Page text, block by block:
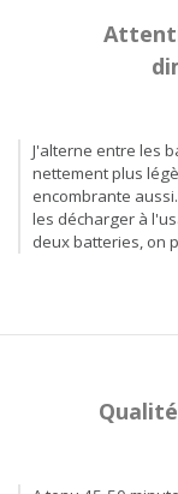
J'alterne entre les
nettement plus
encombrante
les décharger à
deux batteries, on